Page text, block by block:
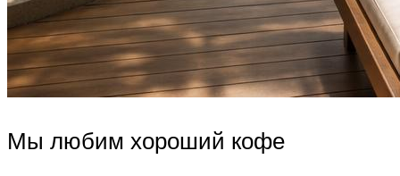
Мы любим хороший кофе